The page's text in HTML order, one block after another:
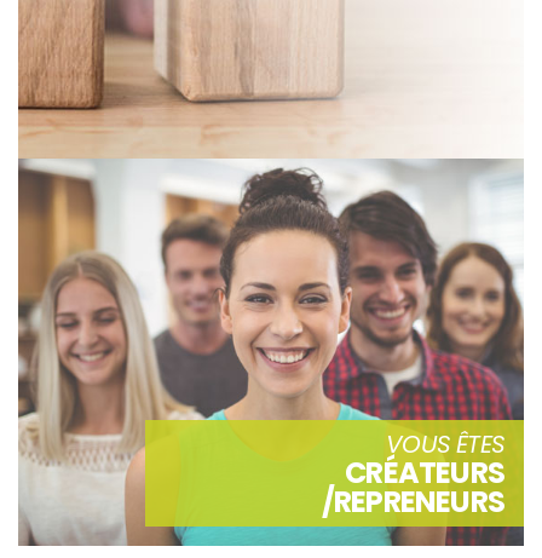
VOUS ÊTES
CRÉATEURS
/REPRENEURS